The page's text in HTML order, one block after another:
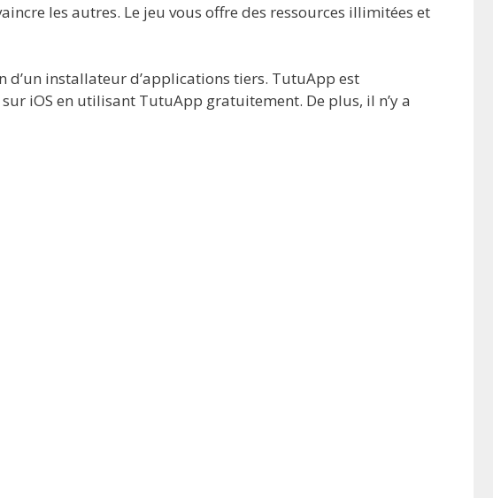
les autres. Le jeu vous offre des ressources illimitées et
d’un installateur d’applications tiers. TutuApp est
iOS en utilisant TutuApp gratuitement. De plus, il n’y a